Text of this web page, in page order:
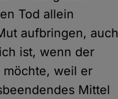
Tod allein
aufbringen, auch
ist, wenn der
weil er
Mittel